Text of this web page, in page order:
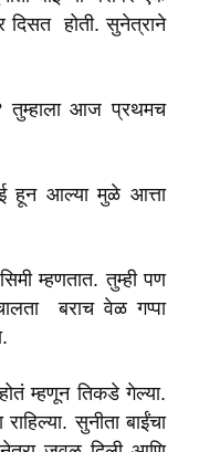
दिसत होती. सुनेत्राने
तुम्हाला आज प्रथमच
हून आल्या मुळे आत्ता
म्हणतात. तुम्ही पण
बराच वेळ गप्पा
म्हणून तिकडे गेल्या.
सुनीता बाईंचा